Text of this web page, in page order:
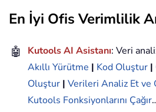
En İyi Ofis Verimlilik
🤖 Kutools AI Asistanı: Veri
Akıllı Yürütme | Kod Oluştur |
Oluştur | Verileri Analiz Et ve
Kutools Fonksiyonlarını Çağır